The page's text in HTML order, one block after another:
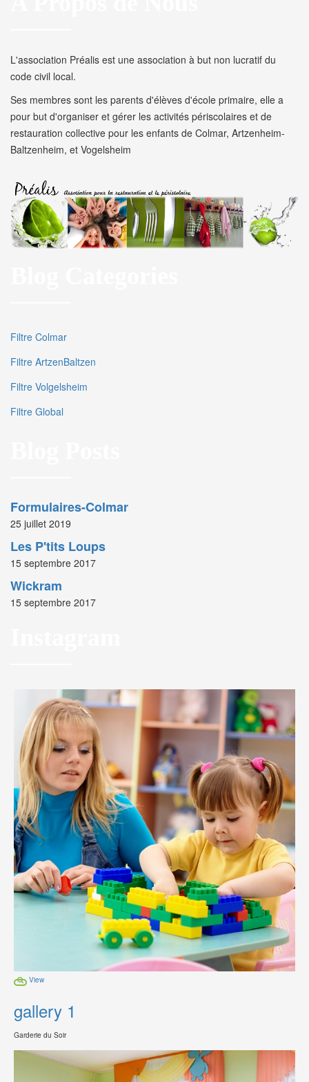
L'association Préalis est une association à but non lucratif du
code civil local.
Ses membres sont les parents d'élèves d'école primaire, elle a
pour but d'organiser et gérer les activités périscolaires et de
restauration collective pour les enfants de Colmar, Artzenheim-
Baltzenheim, et Vogelsheim
Filtre Colmar
Filtre ArtzenBaltzen
Filtre Volgelsheim
Filtre Global
Formulaires-Colmar
25 juillet 2019
Les P'tits Loups
15 septembre 2017
Wickram
15 septembre 2017
View
gallery 1
Garderie du Soir